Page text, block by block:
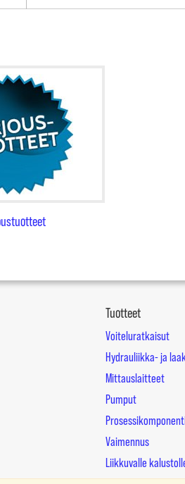
Tuotteet
Voiteluratkaisut
Hydrauliikka- ja
Mittauslaitteet
Pumput
Vaimennus
Liikkuvalle